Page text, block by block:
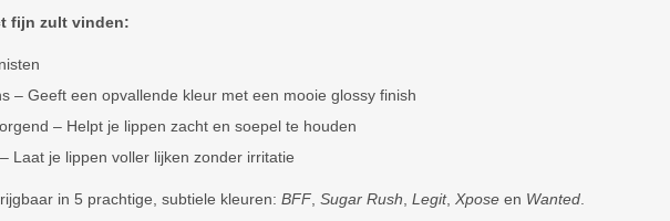
fijn zult vinden:
– Geeft een opvallende kleur met een mooie glossy finish
– Helpt je lippen zacht en soepel te houden
Laat je lippen voller lijken zonder irritatie
in 5 prachtige, subtiele kleuren: BFF Sugar Rush Legit, Xpose en Wanted